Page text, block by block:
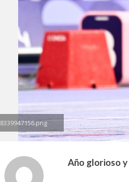
8339947156.png
Año glorioso